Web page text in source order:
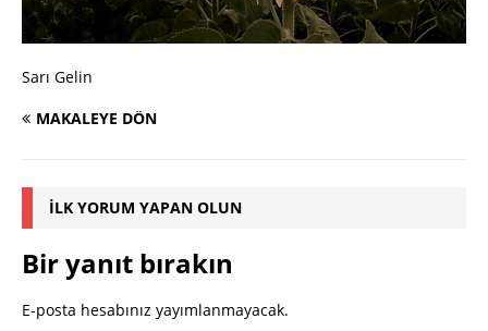
Sarı Gelin
MAKALEYE DÖN
İLK YORUM YAPAN OLUN
Bir yanıt bırakın
E-posta hesabınız yayımlanmayacak.